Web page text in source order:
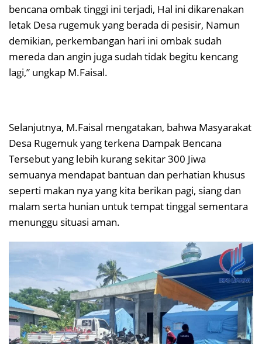
bencana ombak tinggi ini terjadi, Hal ini dikarenakan
letak Desa rugemuk yang berada di pesisir, Namun
demikian, perkembangan hari ini ombak sudah
mereda dan angin juga sudah tidak begitu kencang
lagi,” ungkap M.Faisal.
Selanjutnya, M.Faisal mengatakan, bahwa Masyarakat
Desa Rugemuk yang terkena Dampak Bencana
Tersebut yang lebih kurang sekitar 300 Jiwa
semuanya mendapat bantuan dan perhatian khusus
seperti makan nya yang kita berikan pagi, siang dan
malam serta hunian untuk tempat tinggal sementara
menunggu situasi aman.